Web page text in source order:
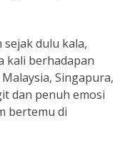
dulu kala,
kali berhadapan
Singapura,
dan penuh emosi
bertemu di